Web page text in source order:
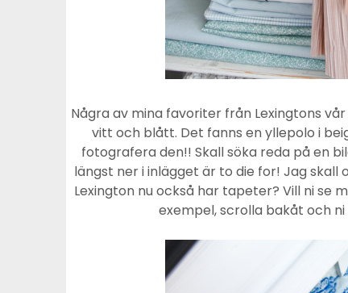
Några av mina favoriter från Lexingtons
vitt och blått. Det fanns en yllepolo i
fotografera den!! Skall söka reda på en
längst ner i inlägget är to die for! Jag skall
Lexington nu också har tapeter? Vill ni se
exempel, scrolla bakåt och